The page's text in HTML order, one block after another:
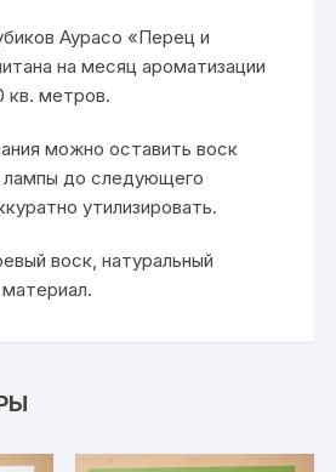
Аурасо «Перец и
на месяц ароматизации
кв. метров.
можно оставить воск
лампы до следующего
утилизировать.
воск, натуральный